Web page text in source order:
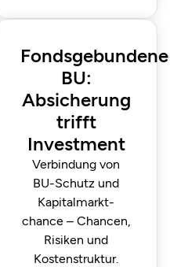
Fondsgebundene
BU:
Absicherung
trifft
Investment
Verbindung von
BU-Schutz und
Kapitalmarkt­
chance – Chancen,
Risiken und
Kostenstruktur.